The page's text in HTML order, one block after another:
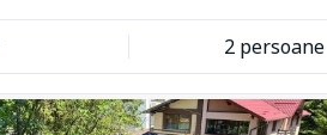
2 persoane